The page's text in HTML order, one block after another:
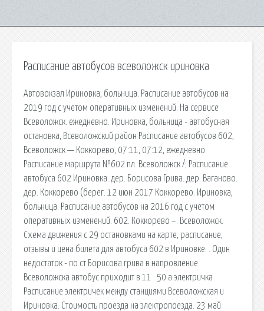
Расписание автобусов всеволожск ириновка
Автовокзал Ириновка, больница. Расписание автобусов на
2019 год с учетом оперативных изменений. На сервисе
Всеволожск. ежедневно. Ириновка, больница - автобусная
остановка, Всеволожский район Расписание автобусов 602,
Всеволожск — Коккорево, 07:11, 07:12, ежедневно.
Расписание маршрута №602 пл. Всеволожск /; Расписание
автобуса 602 Ириновка. дер. Борисова Грива. дер. Ваганово.
дер. Коккорево (берег. 12 июн 2017 Коккорево. Ириновка,
больница. Расписание автобусов на 2016 год с учетом
оперативных изменений. 602. Коккорево –. Всеволожск.
Схема движения с 29 остановками на карте, расписание,
отзывы и цена билета для автобуса 602 в Ириновке. . Один
недостаток - по ст Борисова грива в напровление
Всеволожска автобус приходит в 11 . 50 а электричка
Расписание электричек между станциями Всеволожская и
Ириновка. Стоимость проезда на электропоезда. 23 май